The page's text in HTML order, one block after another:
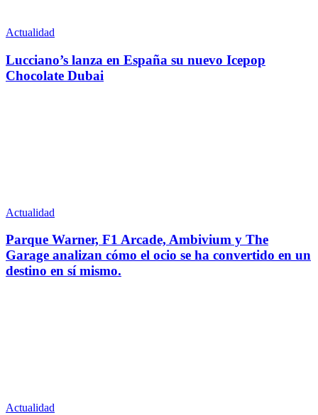
Actualidad
Lucciano’s lanza en España su nuevo Icepop
Chocolate Dubai
Actualidad
Parque Warner, F1 Arcade, Ambivium y The
Garage analizan cómo el ocio se ha convertido en un
destino en sí mismo.
Actualidad